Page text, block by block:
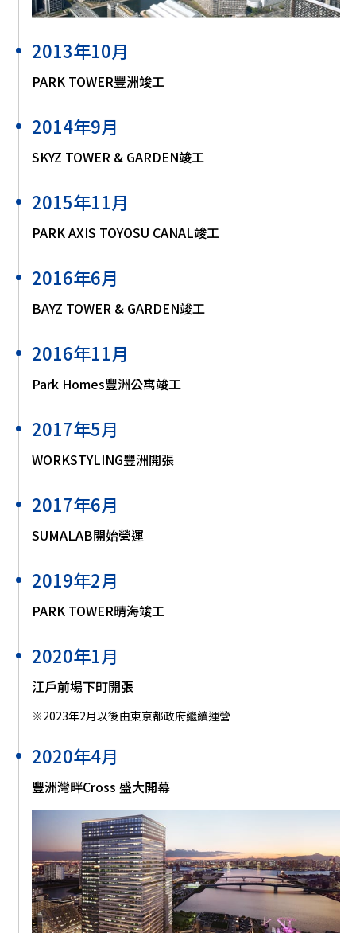
2013年10月
PARK TOWER豐洲竣工
2014年9月
SKYZ TOWER & GARDEN竣工
2015年11月
PARK AXIS TOYOSU CANAL竣工
2016年6月
BAYZ TOWER & GARDEN竣工
2016年11月
Park Homes豐洲公寓竣工
2017年5月
WORKSTYLING豐洲開張
2017年6月
SUMALAB開始營運
2019年2月
PARK TOWER晴海竣工
2020年1月
江戶前場下町開張
※2023年2月以後由東京都政府繼續運營
2020年4月
豐洲灣畔Cross 盛大開幕